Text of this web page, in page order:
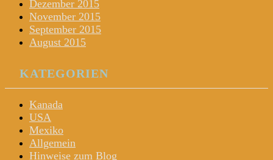
Dezember 2015
November 2015
September 2015
August 2015
KATEGORIEN
Kanada
USA
Mexiko
Allgemein
Hinweise zum Blog